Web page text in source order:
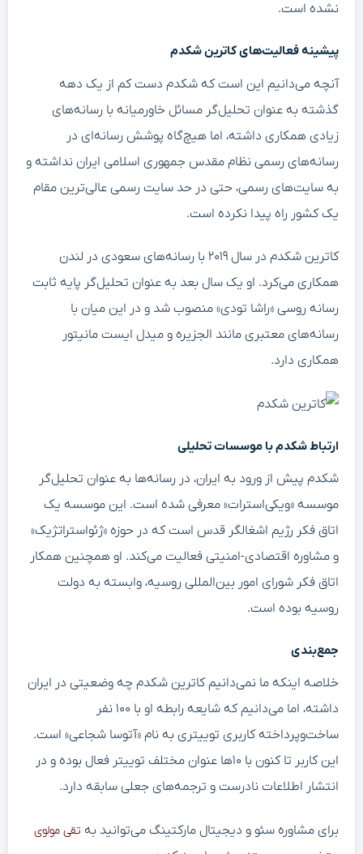
نشده است.
پیشینه فعالیت‌های کاترین شکدم
آنچه می‌دانیم این است که شکدم دست کم از یک دهه
گذشته به عنوان تحلیل‌گر مسائل خاورمیانه با رسانه‌های
زیادی همکاری داشته، اما هیچ‌گاه پوشش رسانه‌ای در
رسانه‌های رسمی نظام مقدس جمهوری اسلامی ایران نداشته و
به سایت‌های رسمی، حتی در حد سایت رسمی عالی‌ترین مقام
یک کشور راه پیدا نکرده است.
کاترین شکدم در سال ۲۰۱۹ با رسانه‌های سعودی در لندن
همکاری می‌کرد. او یک سال بعد به عنوان تحلیل‌گر پایه ثابت
رسانه روسی «راشا تودی» منصوب شد و در این میان با
رسانه‌های معتبری مانند الجزیره و میدل ایست مانیتور
همکاری دارد.
ارتباط شکدم با موسسات تحلیلی
شکدم پیش از ورود به ایران، در رسانه‌ها به عنوان تحلیل‌گر
موسسه «ویکی‌استرات» معرفی شده است. این موسسه یک
اتاق فکر رژیم اشغالگر قدس است که در حوزه «ژئواستراتژیک»
و مشاوره اقتصادی-امنیتی فعالیت می‌کند. او همچنین همکار
اتاق فکر شورای امور بین‌المللی روسیه، وابسته به دولت
روسیه بوده است.
جمع‌بندی
خلاصه اینکه ما نمی‌دانیم کاترین شکدم چه وضعیتی در ایران
داشته، اما می‌دانیم که شایعه رابطه او با ۱۰۰ نفر
ساخت‌و‌پرداخته کاربری توییتری به نام «آتوسا شجاعی» است.
این کاربر تا کنون با ۱۰‌ها عنوان مختلف توییتر فعال بوده و در
انتشار اطلاعات نادرست و ترجمه‌های جعلی سابقه دارد.
برای مشاوره سئو و دیجیتال مارکتینگ می‌توانید به تقی مولوی